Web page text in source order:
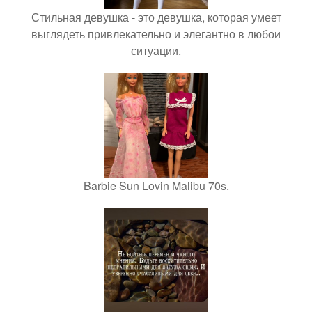
Стильная девушка - это девушка, которая умеет
выглядеть привлекательно и элегантно в любои
ситуации.
Barbie Sun Lovin Malibu 70s.